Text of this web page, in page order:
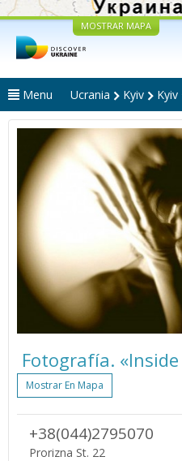
MOSTRAR MAPA
Menu Ucrania Kyiv Kyiv
Fotografía.
Mostrar En Mapa
+38(044)2795070
Prorizna St. 22